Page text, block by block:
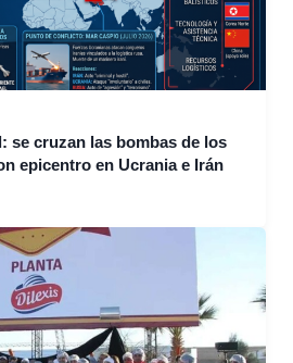
se cruzan las bombas de los
epicentro en Ucrania e Irán